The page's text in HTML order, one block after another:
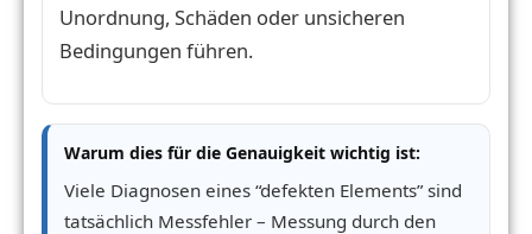
Unordnung, Schäden oder unsicheren
Bedingungen führen.
Warum dies für die Genauigkeit wichtig ist:
Viele Diagnosen eines “defekten Elements” sind
tatsächlich Messfehler – Messung durch den